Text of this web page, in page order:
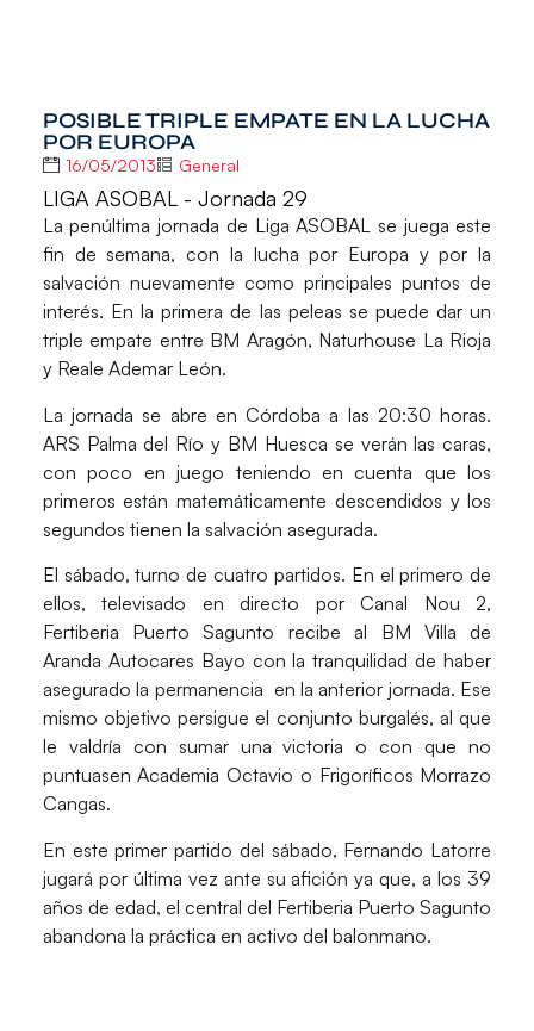
POSIBLE TRIPLE EMPATE EN LA LUCHA
POR EUROPA
16/05/2013 General
LIGA ASOBAL - Jornada 29
La penúltima jornada de Liga ASOBAL se juega este
fin de semana, con la lucha por Europa y por la
salvación nuevamente como principales puntos de
interés. En la primera de las peleas se puede dar un
triple empate entre BM Aragón, Naturhouse La Rioja
y Reale Ademar León.
La jornada se abre en Córdoba a las 20:30 horas.
ARS Palma del Río y BM Huesca se verán las caras,
con poco en juego teniendo en cuenta que los
primeros están matemáticamente descendidos y los
segundos tienen la salvación asegurada.
El sábado, turno de cuatro partidos. En el primero de
ellos, televisado en directo por Canal Nou 2,
Fertiberia Puerto Sagunto recibe al BM Villa de
Aranda Autocares Bayo con la tranquilidad de haber
asegurado la permanencia en la anterior jornada. Ese
mismo objetivo persigue el conjunto burgalés, al que
le valdría con sumar una victoria o con que no
puntuasen Academia Octavio o Frigoríficos Morrazo
Cangas.
En este primer partido del sábado, Fernando Latorre
jugará por última vez ante su afición ya que, a los 39
años de edad, el central del Fertiberia Puerto Sagunto
abandona la práctica en activo del balonmano.